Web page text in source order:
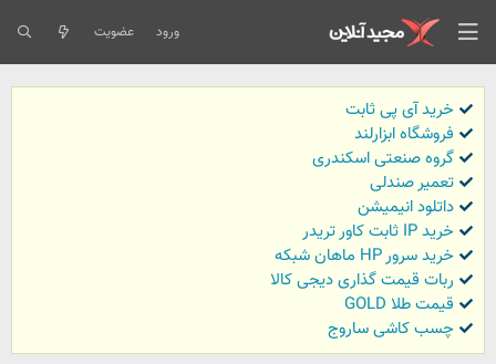
ورود عضویت
خرید آی پی ثابت
فروشگاه ابزارلند
گروه صنعتی اسکندری
تعمیر صندلی
داتلود انیمیشن
خرید IP ثابت کاور تریدر
خرید سرور HP ماهان شبکه
ربات قیمت گذاری دیجی کالا
قیمت طلا GOLD
چسب کاشی ساروج